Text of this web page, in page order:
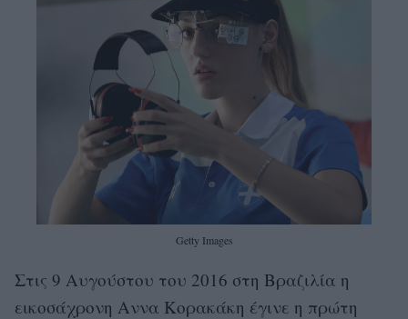
Getty Images
Στις 9 Αυγούστου του 2016 στη Βραζιλία η
εικοσάχρονη Αννα Κορακάκη έγινε η πρώτη